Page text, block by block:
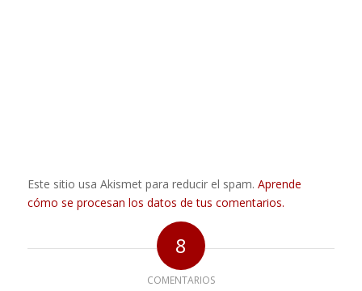
Este sitio usa Akismet para reducir el spam. Aprende
cómo se procesan los datos de tus comentarios.
8
COMENTARIOS